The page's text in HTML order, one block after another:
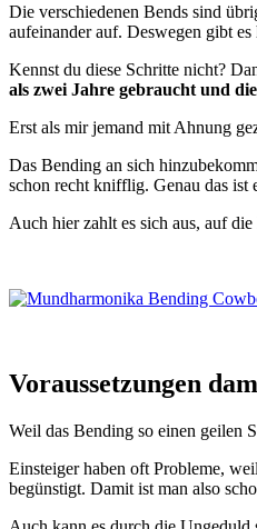
Die verschiedenen Bends sind
aufeinander auf. Deswegen gibt
Kennst du diese Schritte nicht?
als zwei Jahre gebraucht und
Erst als mir jemand mit Ahnung
Das Bending an sich
schon recht knifflig. Genau das ist
Auch hier zahlt es sich aus, auf
Voraussetzungen
Weil das Bending so einen geilen
Einsteiger haben oft Probleme,
begünstigt. Damit ist man also